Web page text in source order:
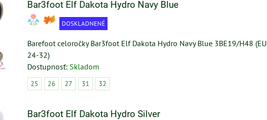
Bar3foot Elf Dakota Hydro Navy Blue
DOSKLADNENÉ
Barefoot celoročky Bar3foot Elf Dakota Hydro Navy Blue 3BE19/H48 (EU
24-32)
Dostupnosť: Skladom
25 26 27 31 32
Bar3foot Elf Dakota Hydro Silver